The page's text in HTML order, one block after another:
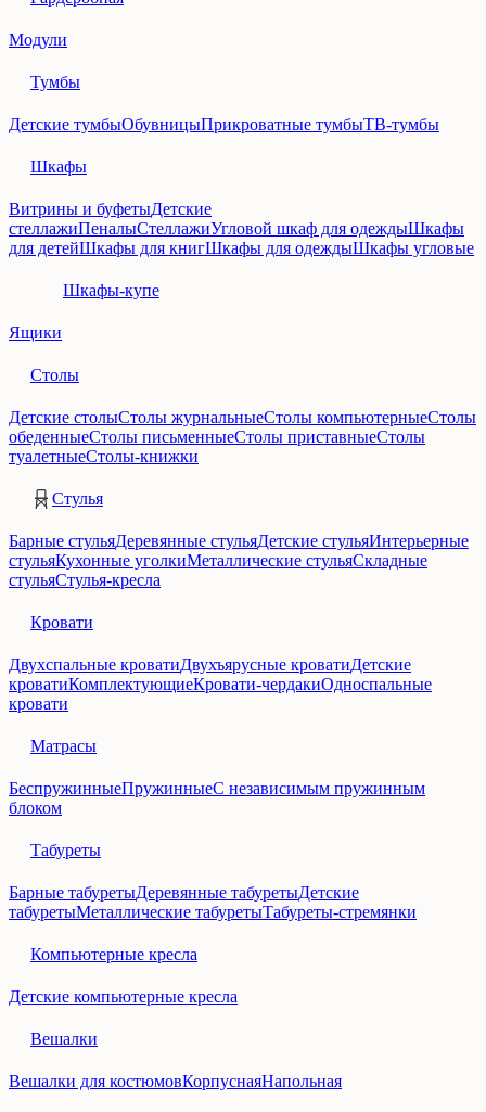
Модули
Тумбы
Детские тумбыОбувницыПрикроватные тумбыТВ-тумбы
Шкафы
Витрины и буфетыДетские
стеллажиПеналыСтеллажиУгловой шкаф для одеждыШкафы
для детейШкафы для книгШкафы для одеждыШкафы угловые
Шкафы-купе
Ящики
Столы
Детские столыСтолы журнальныеСтолы компьютерныеСтолы
обеденныеСтолы письменныеСтолы приставныеСтолы
туалетныеСтолы-книжки
Стулья
Барные стульяДеревянные стульяДетские стульяИнтерьерные
стульяКухонные уголкиМеталлические стульяСкладные
стульяСтулья-кресла
Кровати
Двухспальные кроватиДвухъярусные кроватиДетские
кроватиКомплектующиеКровати-чердакиОдноспальные
кровати
Матрасы
БеспружинныеПружинныеС независимым пружинным
блоком
Табуреты
Барные табуретыДеревянные табуретыДетские
табуретыМеталлические табуретыТабуреты-стремянки
Компьютерные кресла
Детские компьютерные кресла
Вешалки
Вешалки для костюмовКорпуснаяНапольная